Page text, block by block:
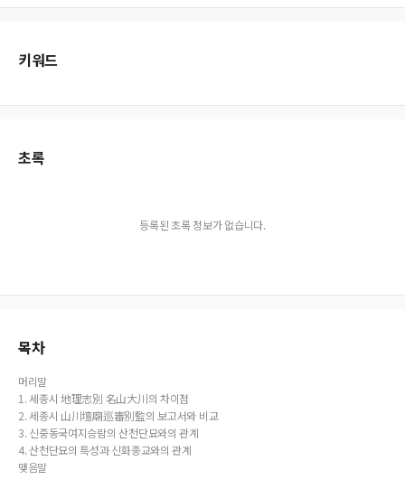
찾기
키워드
초록
등록된 초록 정보가 없습니다.
목차
머리말
1. 세종시 地理志別 名山大川의 차이점
2. 세종시 山川壇廟巡審別監의 보고서와 비교
3. 신중동국여지승람의 산천단묘와의 관계
4. 산천단묘의 특성과 신화종교와의 관계
맺음말